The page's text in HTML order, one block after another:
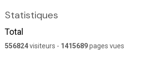
Statistiques
Total
556824visiteurs - 1415689pages vues